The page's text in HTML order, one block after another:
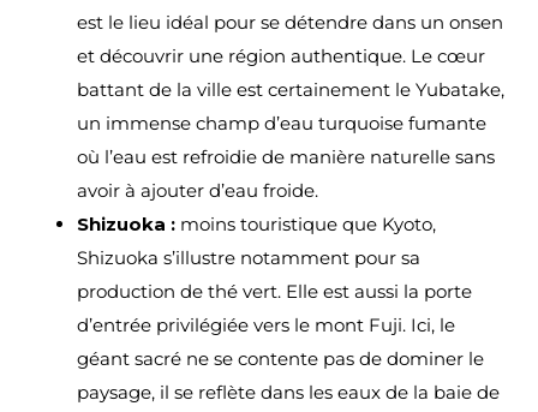
est le lieu idéal pour se détendre dans un onsen
et découvrir une région authentique. Le cœur
battant de la ville est certainement le Yubatake,
un immense champ d’eau turquoise fumante
où l’eau est refroidie de manière naturelle sans
avoir à ajouter d’eau froide.
Shizuoka : moins touristique que Kyoto,
Shizuoka s’illustre notamment pour sa
production de thé vert. Elle est aussi la porte
d’entrée privilégiée vers le mont Fuji. Ici, le
géant sacré ne se contente pas de dominer le
paysage, il se reflète dans les eaux de la baie de